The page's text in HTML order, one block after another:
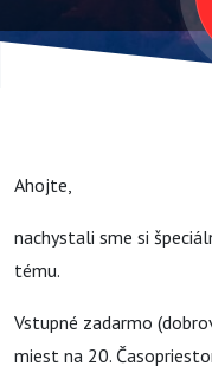
Ahojte,
nachystali sme si
tému.
Vstupné zadarmo
miest na 20.